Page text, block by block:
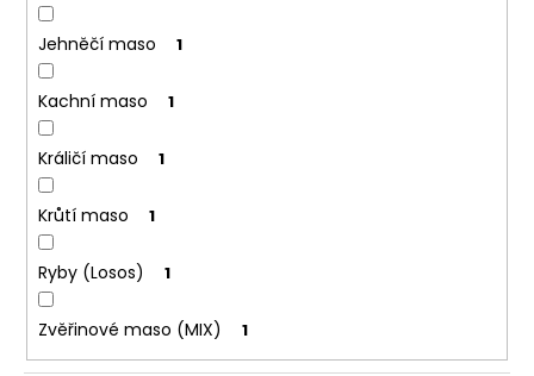
Jehněčí maso 1
Kachní maso 1
Králičí maso 1
Krůtí maso 1
Ryby (Losos) 1
Zvěřinové maso (MIX) 1